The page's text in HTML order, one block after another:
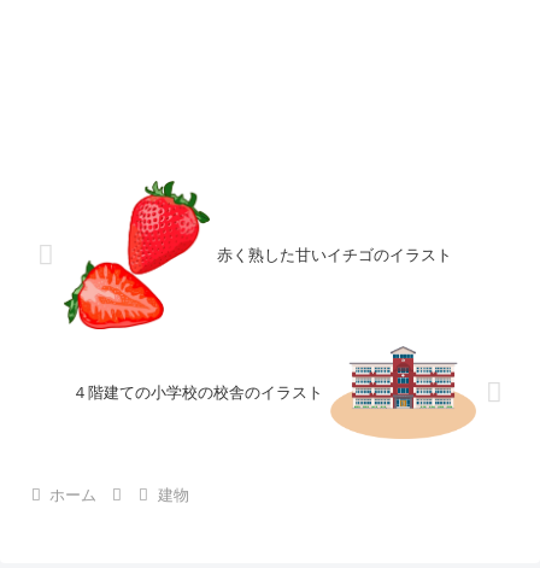
赤く熟した甘いイチゴのイラスト
４階建ての小学校の校舎のイラスト
ホーム 建物